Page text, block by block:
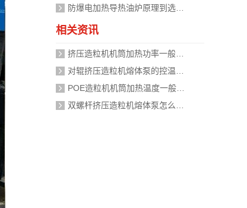
相关资讯